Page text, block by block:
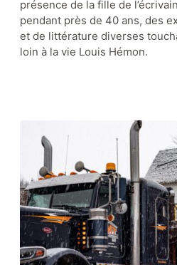
présence de la fille de
pendant près de 40 ans, des
et de littérature diverses
loin à la vie Louis Hémon.